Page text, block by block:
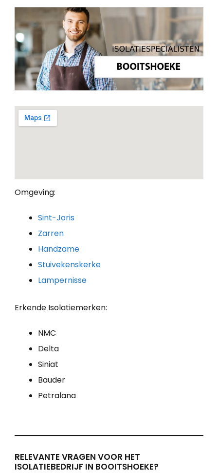
Omgeving:
Sint-Joris
Zarren
Handzame
Stuivekenskerke
Lampernisse
Erkende Isolatiemerken:
NMC
Delta
Siniat
Bauder
Petralana
RELEVANTE VRAGEN VOOR HET
ISOLATIEBEDRIJF IN BOOITSHOEKE?